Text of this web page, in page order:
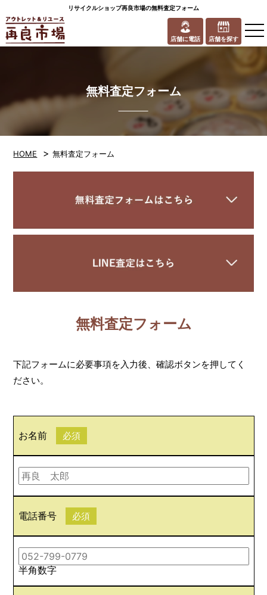
リサイクルショップ再良市場の無料査定フォーム
店舗に電話 店舗を探す
無料査定フォーム
HOME >無料査定フォーム
無料査定フォーム
下記フォームに必要事項を入力後、確認ボタンを押してく
ださい。
お名前 必須
電話番号 必須
半角数字